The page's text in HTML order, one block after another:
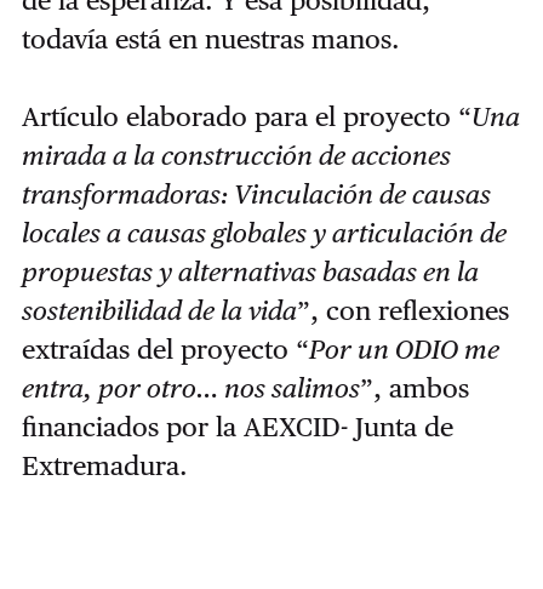
todavía está en nuestras manos.
Artículo elaborado para el proyecto “Una
mirada a la construcción de acciones
transformadoras: Vinculación de causas
locales a causas globales y articulación de
propuestas y alternativas basadas en la
sostenibilidad de la vida”, con reflexiones
extraídas del proyecto “Por un ODIO me
entra, por otro… nos salimos”, ambos
financiados por la AEXCID- Junta de
Extremadura.